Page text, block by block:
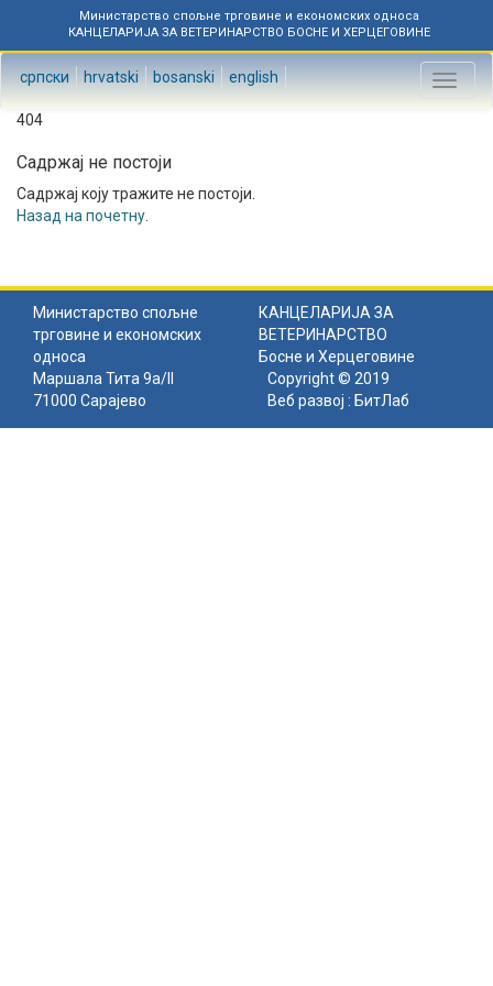
Министарство спољне трговине и економских односа
КАНЦЕЛАРИЈА ЗА ВЕТЕРИНАРСТВО БОСНЕ И ХЕРЦЕГОВИНЕ
српски hrvatski bosanski english
Toggle
404
Садржај не постоји
Садржај коју тражите не постоји.
Назад на почетну
Министарство спољне
трговине и економских
односа
КАНЦЕЛАРИЈА ЗА
ВЕТЕРИНАРСТВО
Босне и Херцеговине
Маршала Тита 9а/II
71000 Сарајево
Copyright © 2019
Веб развој : БитЛаб